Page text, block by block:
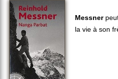
Messner
la vie à son